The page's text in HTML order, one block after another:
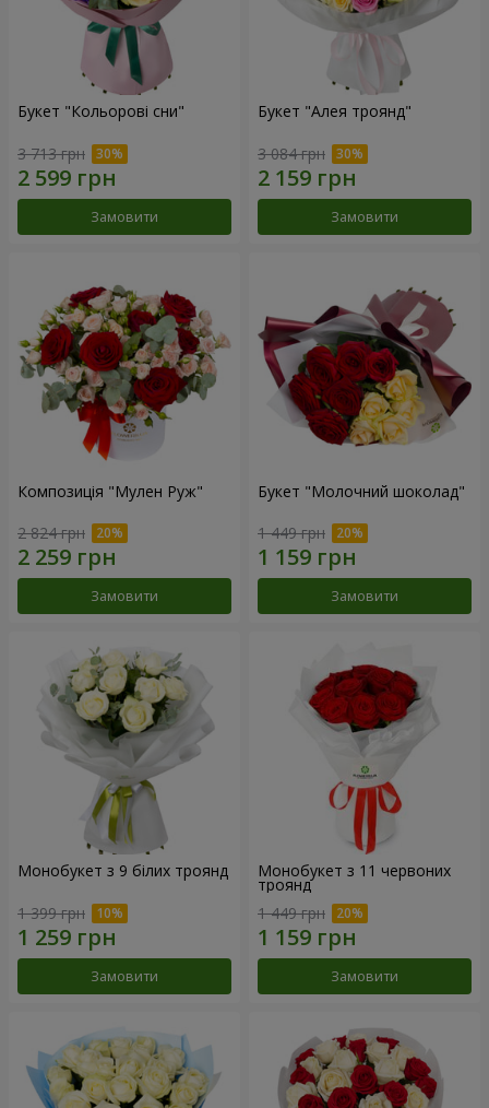
Букет "Кольорові сни"
3 713 грн
Замовити
Букет "Алея троянд"
3 084 грн
Замовити
Композиція "Мулен Руж"
2 824 грн
Замовити
Букет "Молочний шоколад"
1 449 грн
Замовити
Монобукет з 9 білих троянд
1 399 грн
Замовити
Монобукет з 11 червоних
троянд
1 449 грн
Замовити